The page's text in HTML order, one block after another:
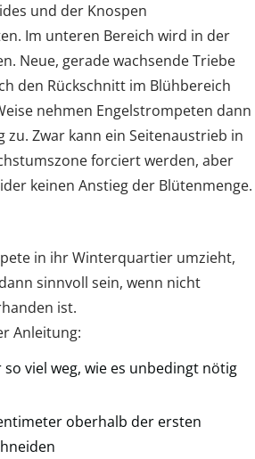
und der Knospen
Im unteren Bereich wird in der
Neue, gerade wachsende Triebe
den Rückschnitt im Blühbereich
nehmen Engelstrompeten dann
zu. Zwar kann ein Seitenaustrieb in
forciert werden, aber
keinen Anstieg der Blütenmenge.
in ihr Winterquartier umzieht,
sinnvoll sein, wenn nicht
ist.
Anleitung:
so viel weg, wie es unbedingt nötig
oberhalb der ersten